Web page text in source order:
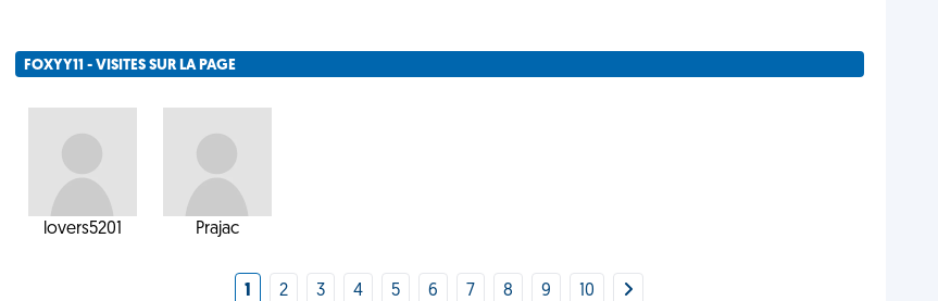
FOXYY11 - VISITES SUR LA PAGE
lovers5201 Prajac
1 2 3 4 5 6 7 8 9 10